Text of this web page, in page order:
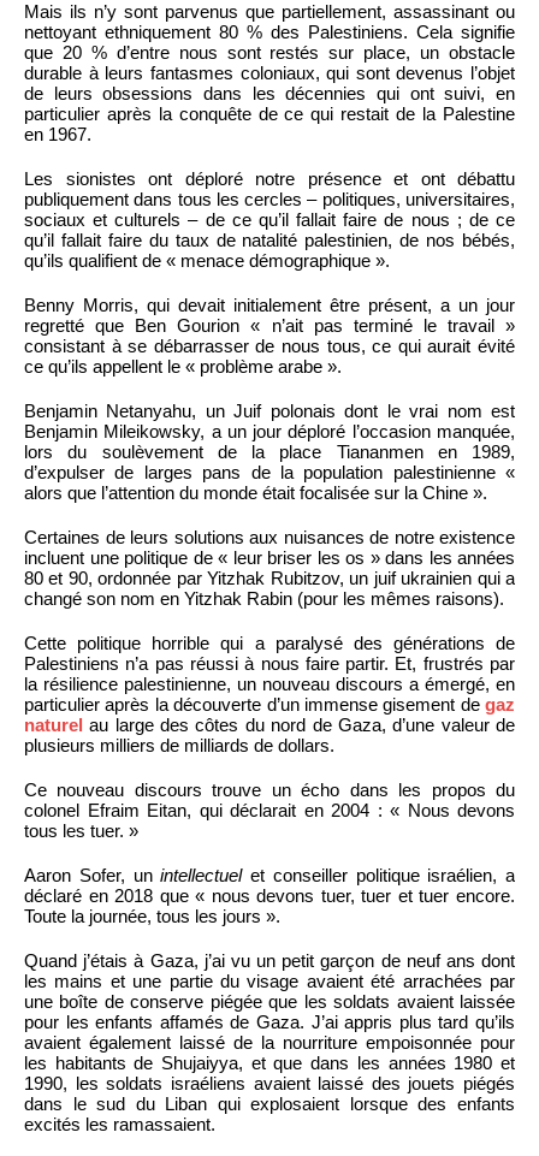
Mais ils n’y sont parvenus que partiellement, assassinant ou
nettoyant ethniquement 80 % des Palestiniens. Cela signifie
que 20 % d’entre nous sont restés sur place, un obstacle
durable à leurs fantasmes coloniaux, qui sont devenus l’objet
de leurs obsessions dans les décennies qui ont suivi, en
particulier après la conquête de ce qui restait de la Palestine
en 1967.
Les sionistes ont déploré notre présence et ont débattu
publiquement dans tous les cercles – politiques, universitaires,
sociaux et culturels – de ce qu’il fallait faire de nous ; de ce
qu’il fallait faire du taux de natalité palestinien, de nos bébés,
qu’ils qualifient de « menace démographique ».
Benny Morris, qui devait initialement être présent, a un jour
regretté que Ben Gourion « n’ait pas terminé le travail »
consistant à se débarrasser de nous tous, ce qui aurait évité
ce qu’ils appellent le « problème arabe ».
Benjamin Netanyahu, un Juif polonais dont le vrai nom est
Benjamin Mileikowsky, a un jour déploré l’occasion manquée,
lors du soulèvement de la place Tiananmen en 1989,
d’expulser de larges pans de la population palestinienne «
alors que l’attention du monde était focalisée sur la Chine ».
Certaines de leurs solutions aux nuisances de notre existence
incluent une politique de « leur briser les os » dans les années
80 et 90, ordonnée par Yitzhak Rubitzov, un juif ukrainien qui a
changé son nom en Yitzhak Rabin (pour les mêmes raisons).
Cette politique horrible qui a paralysé des générations de
Palestiniens n’a pas réussi à nous faire partir. Et, frustrés par
la résilience palestinienne, un nouveau discours a émergé, en
particulier après la découverte d’un immense gisement de gaz
naturel au large des côtes du nord de Gaza, d’une valeur de
plusieurs milliers de milliards de dollars.
Ce nouveau discours trouve un écho dans les propos du
colonel Efraim Eitan, qui déclarait en 2004 : « Nous devons
tous les tuer. »
Aaron Sofer, unintellectuelet conseiller politique israélien, a
déclaré en 2018 que « nous devons tuer, tuer et tuer encore.
Toute la journée, tous les jours ».
Quand j’étais à Gaza, j’ai vu un petit garçon de neuf ans dont
les mains et une partie du visage avaient été arrachées par
une boîte de conserve piégée que les soldats avaient laissée
pour les enfants affamés de Gaza. J’ai appris plus tard qu’ils
avaient également laissé de la nourriture empoisonnée pour
les habitants de Shujaiyya, et que dans les années 1980 et
1990, les soldats israéliens avaient laissé des jouets piégés
dans le sud du Liban qui explosaient lorsque des enfants
excités les ramassaient.